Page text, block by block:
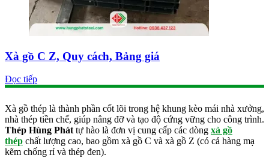
Xà gồ C Z, Quy cách, Bảng giá
Đọc tiếp
Xà gồ thép là thành phần cốt lõi trong hệ khung kèo mái nhà xưởng,
nhà thép tiền chế, giúp nâng đỡ và tạo độ cứng vững cho công trình.
Thép Hùng Phát tự hào là đơn vị cung cấp các dòng xà gồ
thép chất lượng cao, bao gồm xà gồ C và xà gồ Z (có cả hàng mạ
kẽm chống rỉ và thép đen).